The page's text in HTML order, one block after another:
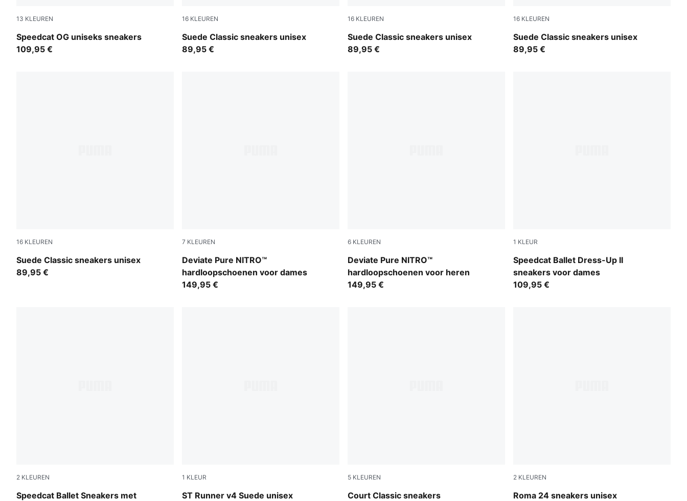
13 KLEUREN
Speedcat OG uniseks sneakers
Emerald Ice-PUMA Black
109,95 €
16 KLEUREN
Suede Classic sneakers unisex
Mountain Blue-PUMA White
89,95 €
16 KLEUREN
Suede Classic sneakers unisex
Haute Coffee-PUMA White
89,95 €
16 KLEUREN
Suede Classic sneakers unisex
Créme De Mint-PUMA White
89,95 €
16 KLEUREN
Suede Classic sneakers unisex
PUMA Black-PUMA White
89,95 €
7 KLEUREN
Deviate Pure NITRO™
hardloopschoenen voor dames
Misty Pink
149,95 €
6 KLEUREN
Deviate Pure NITRO™
hardloopschoenen voor heren
PUMA Black-Flat Dark Gray-PUMA Silver
149,95 €
1 KLEUR
Speedcat Ballet Dress-Up II
sneakers voor dames
Glacial Gray-PUMA Black
109,95 €
2 KLEUREN
Speedcat Ballet Sneakers met
Inky Depths-PUMA Black
1 KLEUR
ST Runner v4 Suede unisex
Cool Light Gray-Slate Sky-Gray Echo-PUMA White-Gum
5 KLEUREN
Court Classic sneakers
PUMA White-PUMA Black-PUMA Gold
2 KLEUREN
Roma 24 sneakers unisex
PUMA White-Archive Green